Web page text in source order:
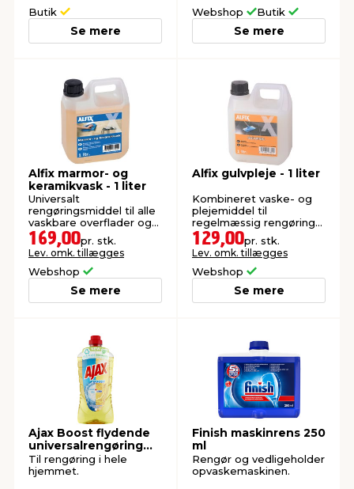
& syltning
Butik
Se mere
Webshop Butik
Se mere
Alfix marmor- og
keramikvask - 1 liter
Universalt
rengøringsmiddel til alle
vaskbare overflader og
genstande.
169,00pr. stk.
Lev. omk. tillægges
Webshop
Se mere
Alfix gulvpleje - 1 liter
Kombineret vaske- og
plejemiddel til
regelmæssig rengøring
og pleje.
129,00pr. stk.
Lev. omk. tillægges
Webshop
Se mere
Ajax Boost flydende
universalrengøring
1000 ml
Til rengøring i hele
hjemmet.
Finish maskinrens 250
ml
Rengør og vedligeholder
opvaskemaskinen.